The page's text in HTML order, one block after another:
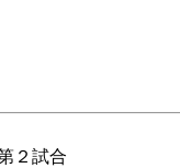
２試合